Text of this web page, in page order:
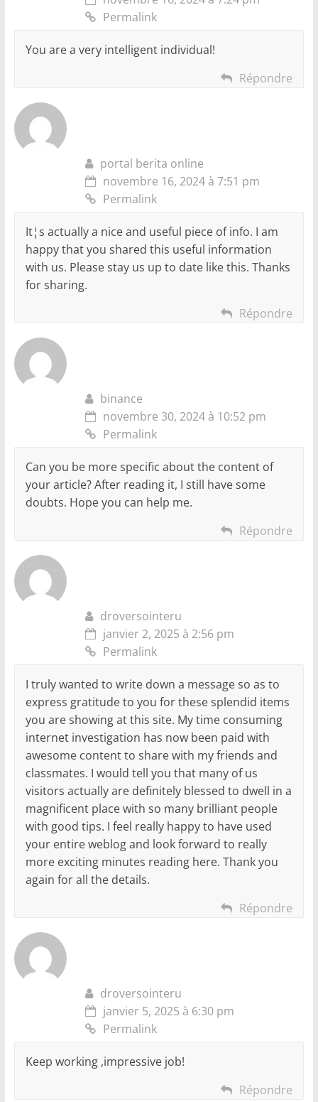
Permalink
You are a very intelligent individual!
Répondre
portal berita online
novembre 16, 2024 à 7:51 pm
Permalink
It¦s actually a nice and useful piece of info. I am
happy that you shared this useful information
with us. Please stay us up to date like this. Thanks
for sharing.
Répondre
binance
novembre 30, 2024 à 10:52 pm
Permalink
Can you be more specific about the content of
your article? After reading it, I still have some
doubts. Hope you can help me.
Répondre
droversointeru
janvier 2, 2025 à 2:56 pm
Permalink
I truly wanted to write down a message so as to
express gratitude to you for these splendid items
you are showing at this site. My time consuming
internet investigation has now been paid with
awesome content to share with my friends and
classmates. I would tell you that many of us
visitors actually are definitely blessed to dwell in a
magnificent place with so many brilliant people
with good tips. I feel really happy to have used
your entire weblog and look forward to really
more exciting minutes reading here. Thank you
again for all the details.
Répondre
droversointeru
janvier 5, 2025 à 6:30 pm
Permalink
Keep working ,impressive job!
Répondre